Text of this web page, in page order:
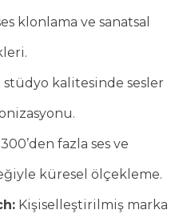
klonlama ve sanatsal
stüdyo kalitesinde sesler
300’den fazla ses ve
küresel ölçekleme.
Kişiselleştirilmiş marka